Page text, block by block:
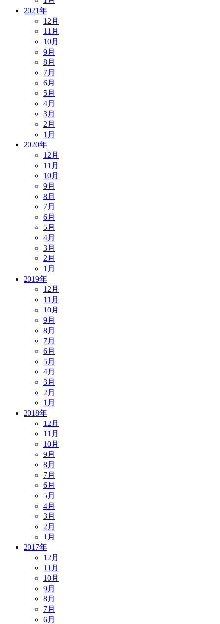
2021年
12月
11月
10月
9月
8月
7月
6月
5月
4月
3月
2月
1月
2020年
12月
11月
10月
9月
8月
7月
6月
5月
4月
3月
2月
1月
2019年
12月
11月
10月
9月
8月
7月
6月
5月
4月
3月
2月
1月
2018年
12月
11月
10月
9月
8月
7月
6月
5月
4月
3月
2月
1月
2017年
12月
11月
10月
9月
8月
7月
6月